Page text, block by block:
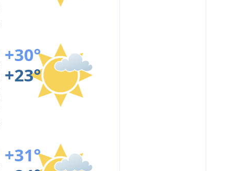
+30°
+23°
+31°